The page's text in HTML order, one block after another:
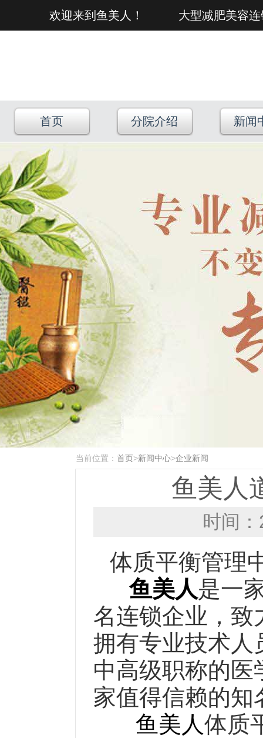
欢迎来到鱼美人！ 大型减肥美容连
首页 分院介绍 新闻
当前位置： 首页>新闻中心>企业新闻
鱼美人
时间
体质平衡管理
鱼美人是一
名连锁企业，致
拥有专业技术人
中高级职称的医
家值得信赖的知
鱼美人体质